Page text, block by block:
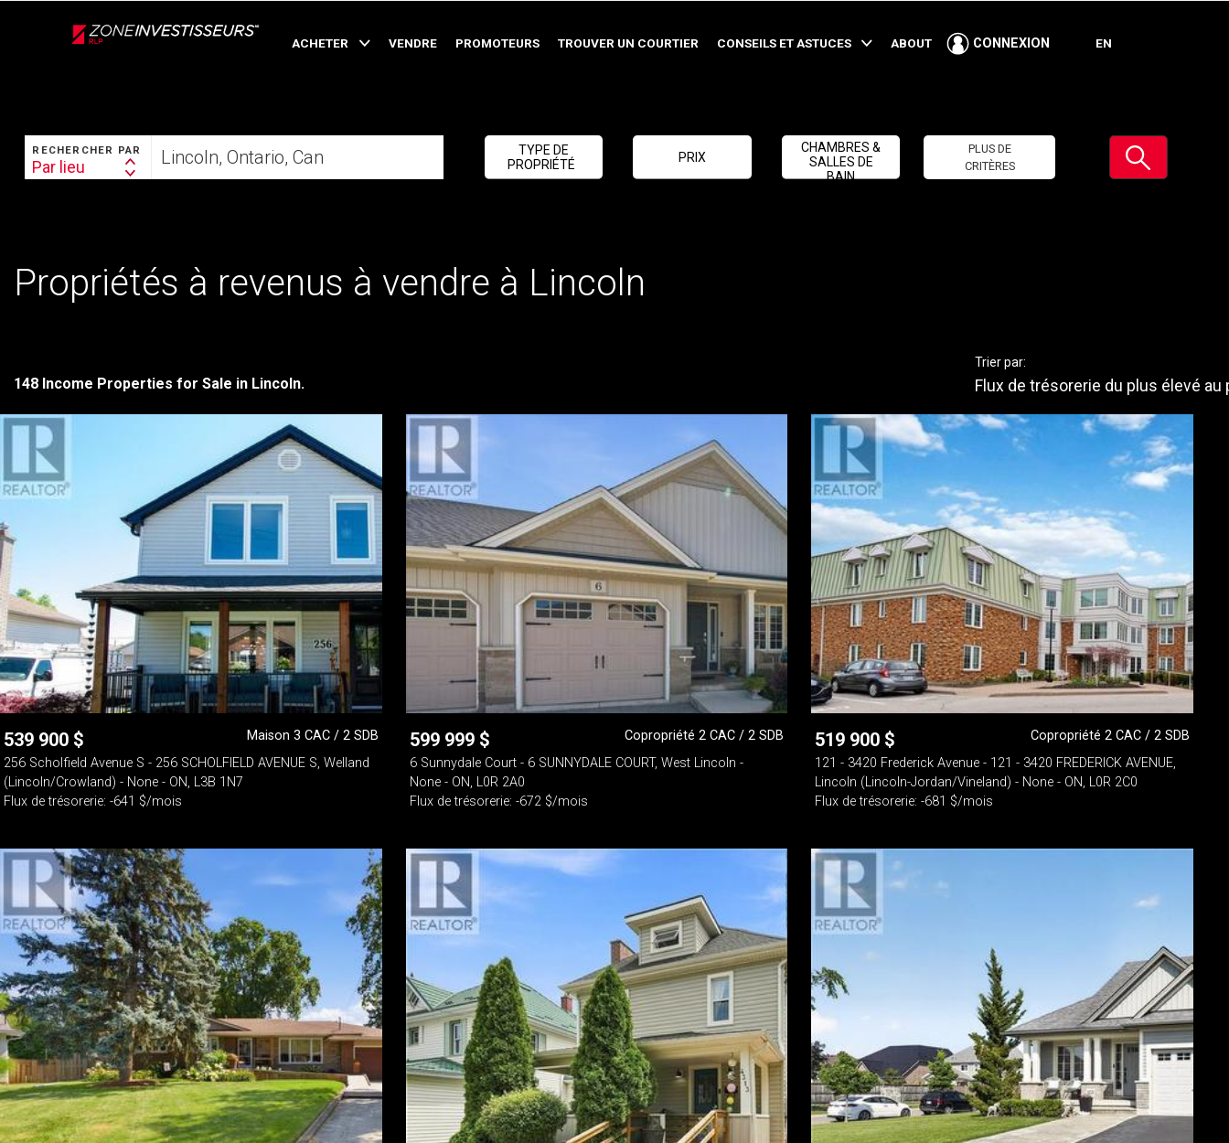
ACHETER VENDRE PROMOTEURS TROUVER UN COURTIER CONSEILS ET ASTUCES ABOUT CONNEXION EN
RECHERCHER
RECHERCHER PAR
Search
By
Par lieu
votre
foyer
TYPE DE
PROPRIÉTÉ
PRIX
CHAMBRES &
SALLES DE
BAIN
PLUS DE
CRITÈRES
Soumettre
Propriétés à revenus à vendre à Lincoln
148 Income Properties for Sale in Lincoln.
Trier par:
Flux de trésorerie du plus élevé au
539 900 $
Maison 3 CAC / 2 SDB
256 Scholfield Avenue S - 256 SCHOLFIELD AVENUE S, Welland
(Lincoln/Crowland) - None - ON, L3B 1N7
Flux de trésorerie: -641 $/mois
599 999 $
Copropriété 2 CAC / 2 SDB
6 Sunnydale Court - 6 SUNNYDALE COURT, West Lincoln -
None - ON, L0R 2A0
Flux de trésorerie: -672 $/mois
519 900 $
Copropriété 2 CAC / 2 SDB
121 - 3420 Frederick Avenue - 121 - 3420 FREDERICK AVENUE,
Lincoln (Lincoln-Jordan/Vineland) - None - ON, L0R 2C0
Flux de trésorerie: -681 $/mois